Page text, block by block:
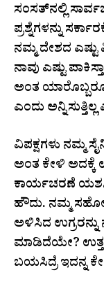
ಸಂಸತ್‌ನಲ್ಲಿ
ಪ್ರಶ್ನೆಗಳನ್ನು
ನಮ್ಮ ದೇಶದ
ನಾವು ಎಷ್ಟು
ಅಂತ ಯಾರೊಬ್ಬರೂ
ಎಂದು
ವಿಪಕ್ಷಗಳು ನಮ್ಮ
ಅಂತ ಕೇಳಿ
ಕಾರ್ಯಚರಣೆ
ಹೌದು. ನಮ್ಮ
ಅಳಿಸಿದ
ಮಾಡಿದೆಯೇ?
ಬಯಸಿದ್ರೆ ಇದನ್ನ